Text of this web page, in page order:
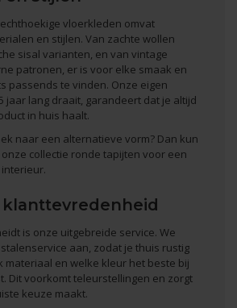
vloerkleden omvat
en stijlen. Van zachte wollen
sisal varianten, en van vintage
patronen, er is voor elke smaak en
passends te vinden. Onze eigen
jaar lang draait, garandeert dat je altijd
in huis haalt.
naar een alternatieve vorm? Dan kun
collectie ronde tapijten voor een
klanttevredenheid
is onze uitgebreide service. We
aan, zodat je thuis rustig
materiaal en welke kleur het beste bij
Dit voorkomt teleurstellingen en zorgt
keuze maakt.